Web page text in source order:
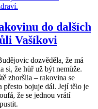
do dalších
Vašíkovi
dozvěděla, že má
si, že hůř už být nemůže.
zhoršila – rakovina se
přesto bojuje dál. Její tělo je
že se jednou vrátí